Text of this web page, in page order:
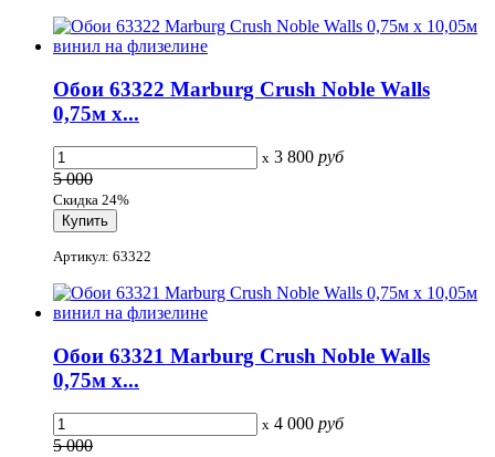
Обои 63322 Marburg Crush Noble Walls
0,75м x...
x 3 800 руб
5 000
Скидка 24%
Артикул: 63322
Обои 63321 Marburg Crush Noble Walls
0,75м x...
x 4 000 руб
5 000